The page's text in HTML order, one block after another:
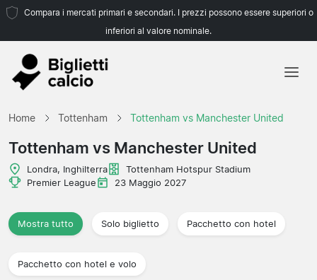
Compara i mercati primari e secondari. I prezzi possono essere superiori o
inferiori al valore nominale.
Agenzie di viaggio
Home Tottenham Tottenham vs Manchester United
Tottenham vs Manchester United
Londra, Inghilterra
Tottenham Hotspur Stadium
Premier League
23 Maggio 2027
Mostra tutto Solo biglietto Pacchetto con hotel
Pacchetto con hotel e volo